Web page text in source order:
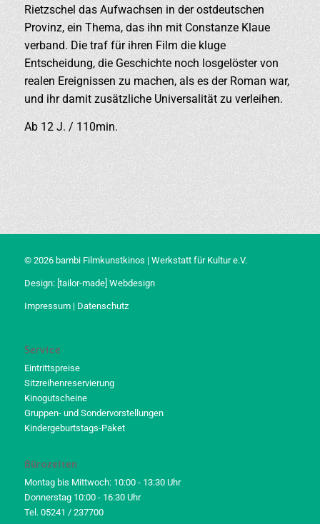
Rietzschel das Aufwachsen in der ostdeutschen
Provinz, ein Thema, das ihn mit Constanze Klaue
verband. Die traf für ihren Film die kluge
Entscheidung, die Geschichte noch losgelöster von
realen Ereignissen zu machen, als es der Roman war,
und ihr damit zusätzliche Universalität zu verleihen.
Ab 12 J. / 110min.
© 2026 bambi Filmkunstkinos | Werkstatt für Kultur e.V.
Design: [tailor-made] Webdesign
Impressum| Datenschutz
Service
Eintrittspreise
Sitzreihenreservierung
Kinogutscheine
Gruppen- und Sondervorstellungen
Kindergeburtstags-Paket
Bürozeiten
Montag bis Mittwoch: 10:00 - 13:30 Uhr
Donnerstag 10:00 - 16:30 Uhr
Tel. 05241 / 237700